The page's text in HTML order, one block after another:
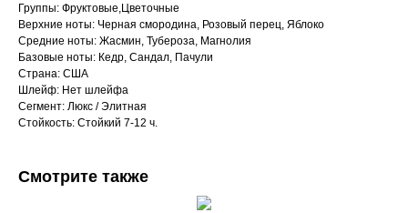
Группы: Фруктовые,Цветочные
Верхние ноты: Черная смородина, Розовый перец, Яблоко
Средние ноты: Жасмин, Тубероза, Магнолия
Базовые ноты: Кедр, Сандал, Пачули
Страна: США
Шлейф: Нет шлейфа
Сегмент: Люкс / Элитная
Стойкость: Стойкий 7-12 ч.
Смотрите также